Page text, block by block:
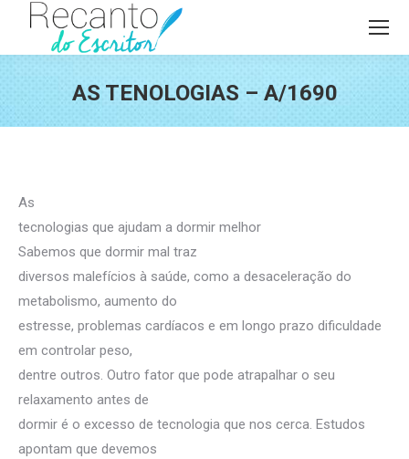
AS TENOLOGIAS – A/1690
As
tecnologias que ajudam a dormir melhor
Sabemos que dormir mal traz
diversos malefícios à saúde, como a desaceleração do
metabolismo, aumento do
estresse, problemas cardíacos e em longo prazo dificuldade
em controlar peso,
dentre outros. Outro fator que pode atrapalhar o seu
relaxamento antes de
dormir é o excesso de tecnologia que nos cerca. Estudos
apontam que devemos